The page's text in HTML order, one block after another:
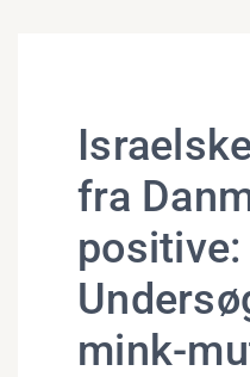
fra
positive:
mink-